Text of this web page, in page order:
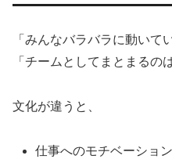
「みんなバラバラに動いて
「チームとしてまとまるの
文化が違うと、
仕事へのモチベーション